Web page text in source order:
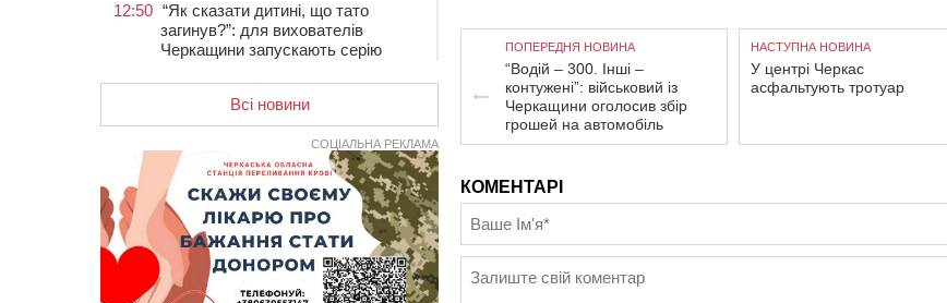
ПОПЕРЕДНЯ НОВИНА
“Водій – 300. Інші –
контужені”: військовий із
Черкащини оголосив збір
грошей на автомобіль
НАСТУПНА НОВИНА
У центрі Черкас
асфальтують тротуар
КОМЕНТАРІ
12:50 “Як сказати дитині, що тато
загинув?”: для вихователів
Черкащини запускають серію
На Золотоніщині вже десяту
добу гасять пожежу торфу
11:35
Від 80 гривень за кілограм: в
Україні прогнозують стрибок цін на
гречку
10:56
Захисника зі Звенигородщини,
який обороняв Авдіївку,
нагородили “Комбатантським
хрестом”
Всі новини
СОЦІАЛЬНА РЕКЛАМА